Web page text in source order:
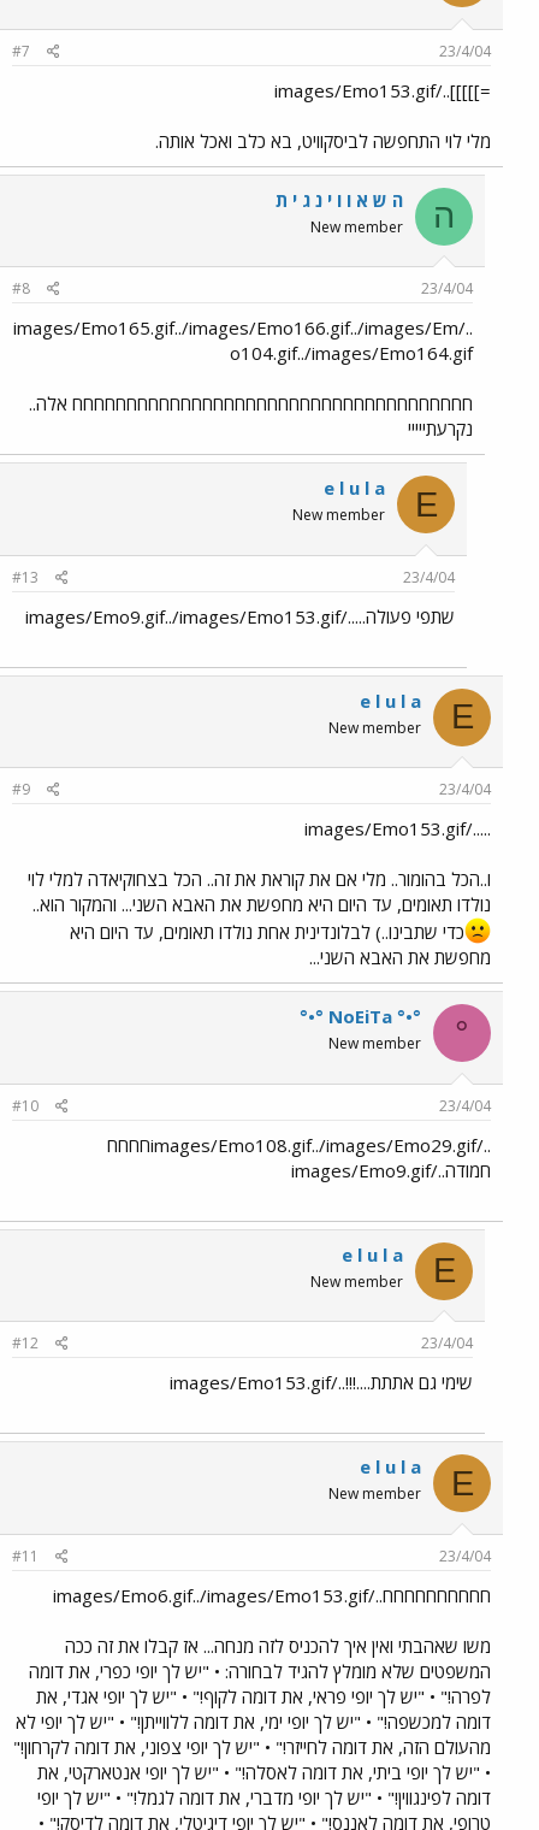
23/4/04
#7
=]]]]]../images/Emo153.gif
מלי לוי התחפשה לביסקוויט, בא כלב ואכל אותה.
ה ה ש א ו ו י נ ג י ת
New member
23/4/04
#8
../images/Emo165.gif../images/Emo166.gif../images/Em
o104.gif../images/Emo164.gif
חחחחחחחחחחחחחחחחחחחחחחחחחחחחחחחחחחחחח אלה..
נקרעתייייי
E
e l u l a
New member
23/4/04
#13
שתפי פעולה...../images/Emo9.gif../images/Emo153.gif
E
e l u l a
New member
23/4/04
#9
...../images/Emo153.gif
ו..הכל בהומור.. מלי אם את קוראת את זה.. הכל בצחוקיאדה למלי לוי
נולדו תאומים, עד היום היא מחפשת את האבא השני... והמקור הוא..
כדי שתבינו..) לבלונדינית אחת נולדו תאומים, עד היום היא
מחפשת את האבא השני...
°
°•° NoEiTa °•°
New member
23/4/04
#10
../images/Emo108.gif../images/Emo29.gifחחחח
חמודה../images/Emo9.gif
E
e l u l a
New member
23/4/04
#12
שימי גם אתתת....!!!../images/Emo153.gif
E
e l u l a
New member
23/4/04
#11
חחחחחחחחחח../images/Emo6.gif../images/Emo153.gif
משו שאהבתי ואין איך להכניס לזה מנחה... אז קבלו את זה ככה
המשפטים שלא מומלץ להגיד לבחורה: • "יש לך יופי כפרי, את דומה
לפרה!" • "יש לך יופי פראי, את דומה לקוף!" • "יש לך יופי אגדי, את
דומה למכשפה!" • "יש לך יופי ימי, את דומה ללווייתן!" • "יש לך יופי לא
מהעולם הזה, את דומה לחייזר!" • "יש לך יופי צפוני, את דומה לקרחון!"
• "יש לך יופי ביתי, את דומה לאסלה!" • "יש לך יופי אנטארקטי, את
דומה לפינגווין!" • "יש לך יופי מדברי, את דומה לגמל!" • "יש לך יופי
טרופי, את דומה לאננס!" • "יש לך יופי דיגיטלי, את דומה לדיסק!" •